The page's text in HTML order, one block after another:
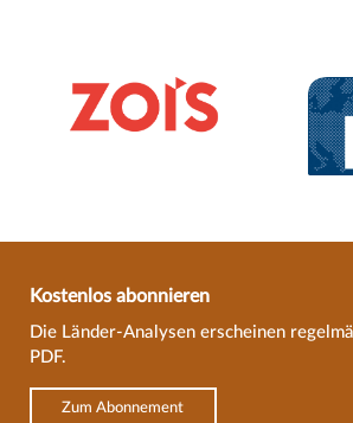
Kostenlos abonnieren
Die Länder-Analysen erscheinen
PDF.
Zum Abonnement